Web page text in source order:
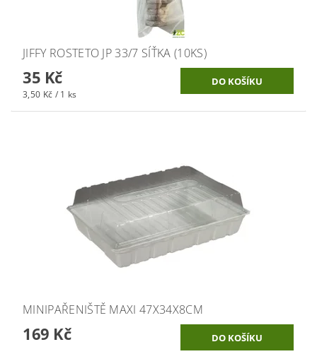
JIFFY ROSTETO JP 33/7 SÍŤKA (10KS)
35 Kč
3,50 Kč / 1 ks
MINIPAŘENIŠTĚ MAXI 47X34X8CM
169 Kč